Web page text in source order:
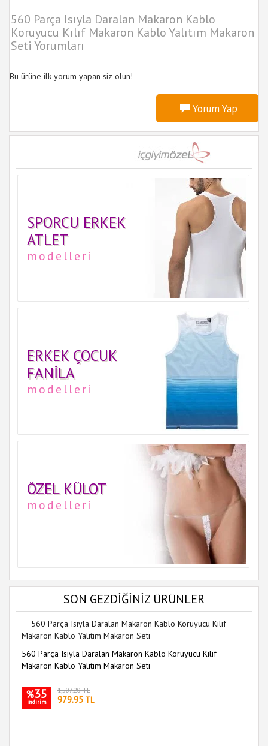
560 Parça Isıyla Daralan Makaron Kablo
Koruyucu Kılıf Makaron Kablo Yalıtım Makaron
Seti Yorumları
Bu ürüne ilk yorum yapan siz olun!
Yorum Yap
SPORCU ERKEK
ATLET
modelleri
ERKEK ÇOCUK
FANILA
modelleri
ÖZEL KÜLOT
modelleri
SON GEZDİĞİNİZ ÜRÜNLER
560 Parça Isıyla Daralan Makaron Kablo Koruyucu Kılıf
Makaron Kablo Yalıtım Makaron Seti
%35
indirim
1,507.20 TL
979.95 TL